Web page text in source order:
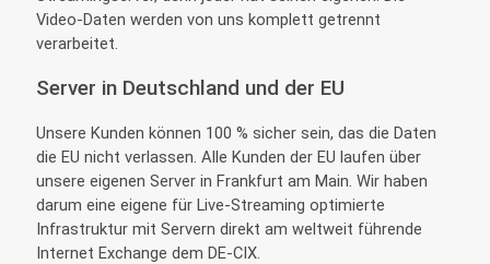
Video-Daten werden von uns komplett getrennt
verarbeitet.
Server in Deutschland und der EU
Unsere Kunden können 100 % sicher sein, das die Daten
die EU nicht verlassen. Alle Kunden der EU laufen über
unsere eigenen Server in Frankfurt am Main. Wir haben
darum eine eigene für Live-Streaming optimierte
Infrastruktur mit Servern direkt am weltweit führende
Internet Exchange dem DE-CIX.